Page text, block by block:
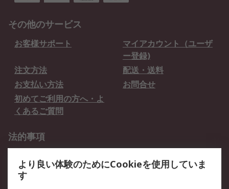
その他のサービス
お客様サポート
マイアカウント（ユーザ
ー登録)
注文方法
配送・送料
お支払い方法
お問合せ
初めてご利用の方へ・よ
くあるご質問
法的事項
クッキーポリシー
より良い体験のためにCookieを使用していま
す